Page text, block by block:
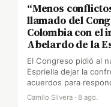
“Menos
llamado del
Colombia con el
Abelardo de la
El Congreso pidió al
Espriella dejar la
acuerdos para
Camilo Silvera · 8 ago.